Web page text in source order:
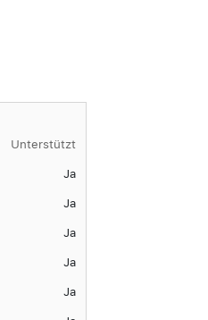
Unterstützt
Ja
Ja
Ja
Ja
Ja